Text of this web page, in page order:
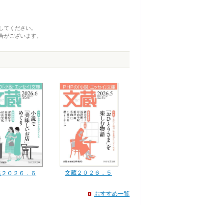
ください。
ございます。
０２６．６ 文蔵２０２６．５
おすすめ一覧